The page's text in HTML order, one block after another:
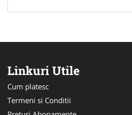
Linkuri Utile
Cum platesc
Termeni si Conditii